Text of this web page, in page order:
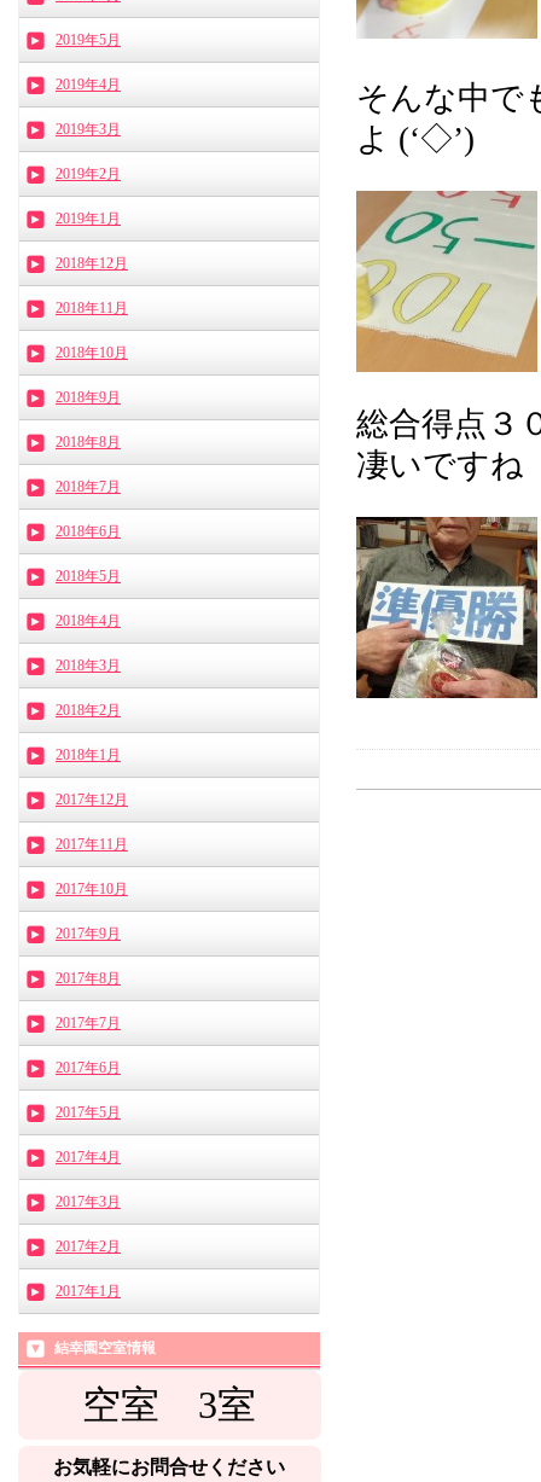
そんな中で
よ (‘◇’)ゞ
総合得点３
凄いですね
2019年5月
2019年4月
2019年3月
2019年2月
2019年1月
2018年12月
2018年11月
2018年10月
2018年9月
2018年8月
2018年7月
2018年6月
2018年5月
2018年4月
2018年3月
2018年2月
2018年1月
2017年12月
2017年11月
2017年10月
2017年9月
2017年8月
2017年7月
2017年6月
2017年5月
2017年4月
2017年3月
2017年2月
2017年1月
結幸園空室情報
空室 3室
お気軽にお問合せください